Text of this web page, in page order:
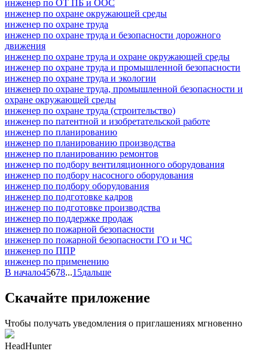
инженер по ОТ ПБ и ООС
инженер по охране окружающей среды
инженер по охране труда
инженер по охране труда и безопасности дорожного
движения
инженер по охране труда и охране окружающей среды
инженер по охране труда и промышленной безопасности
инженер по охране труда и экологии
инженер по охране труда, промышленной безопасности и
охране окружающей среды
инженер по охране труда (строительство)
инженер по патентной и изобретательской работе
инженер по планированию
инженер по планированию производства
инженер по планированию ремонтов
инженер по подбору вентиляционного оборудования
инженер по подбору насосного оборудования
инженер по подбору оборудования
инженер по подготовке кадров
инженер по подготовке производства
инженер по поддержке продаж
инженер по пожарной безопасности
инженер по пожарной безопасности ГО и ЧС
инженер по ППР
инженер по применению
В начало45678...15дальше
Скачайте приложение
Чтобы получать уведомления о приглашениях мгновенно
HeadHunter